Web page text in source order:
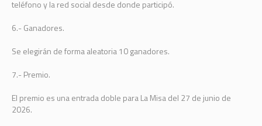
teléfono y la red social desde donde participó.
6.- Ganadores.
Se elegirán de forma aleatoria 10 ganadores.
7.- Premio.
El premio es una entrada doble para La Misa del 27 de junio de
2026.